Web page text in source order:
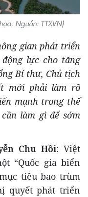
Nguồn: TTXVN)
gian phát triển
lực cho tăng
Bí thư, Chủ tịch
mới phải làm rõ
mạnh trong thế
làm gì để sớm
Chu Hồi: Việt
“Quốc gia biển
tiêu bao trùm
quyết phát triển